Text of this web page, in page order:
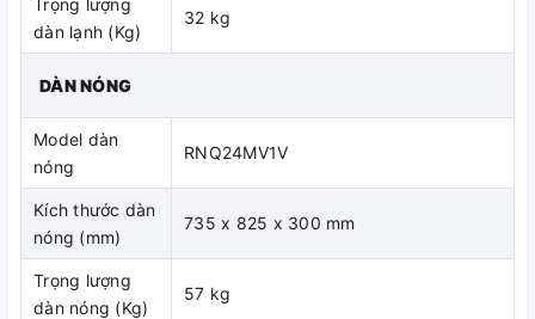
Trọng lượng
dàn lạnh (Kg)
32 kg
DÀN NÓNG
Model dàn
nóng
RNQ24MV1V
Kích thước dàn
nóng (mm)
735 x 825 x 300 mm
Trọng lượng
dàn nóng (Kg)
57 kg